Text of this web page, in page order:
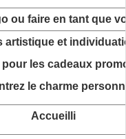
ou faire en tant que
artistique et
pour les cadeaux
le charme
Accueilli